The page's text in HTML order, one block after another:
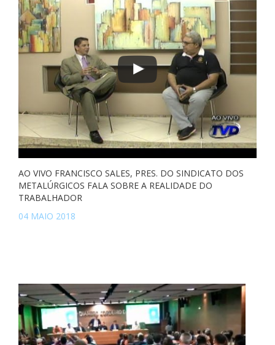
AO VIVO FRANCISCO SALES, PRES. DO SINDICATO DOS
METALÚRGICOS FALA SOBRE A REALIDADE DO
TRABALHADOR
04 MAIO 2018